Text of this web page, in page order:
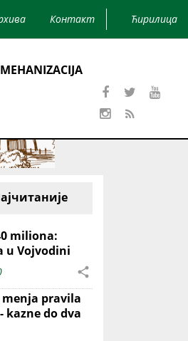
Контакт Ћирилица
MEHANIZACIJA
miliona:
u Vojvodini
menja pravila
kazne do dva